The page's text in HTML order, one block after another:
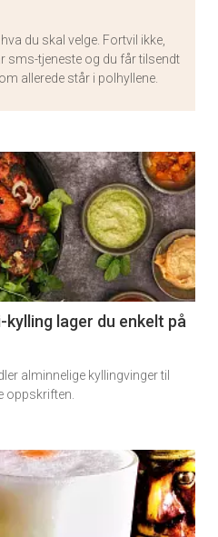
du skal velge. Fortvil ikke,
sms-tjeneste og du får tilsendt
allerede står i polhyllene.
lager du enkelt på
alminnelige kyllingvinger til
oppskriften.